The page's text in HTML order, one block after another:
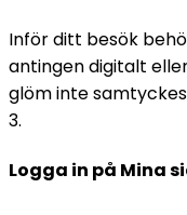
Inför ditt besök
antingen digitalt
glöm inte
3.
Logga in på Mina